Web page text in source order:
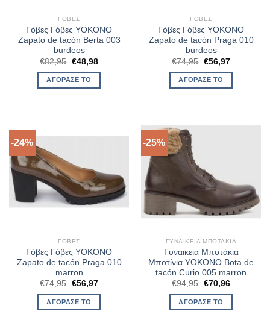
ΓΌΒΕΣ
Γόβες Γόβες YOKONO
Zapato de tacón Berta 003
burdeos
€82,95 Original
price
was:
€82,95.
€48,98Η
ΑΓΌΡΑΣΈ ΤΟ
ΓΌΒΕΣ
Γόβες Γόβες YOKONO
Zapato de tacón Praga 010
burdeos
€74,95 Original
price
was:
€74,95.
€56,97Η
ΑΓΌΡΑΣΈ ΤΟ
-24%
ΓΌΒΕΣ
Γόβες Γόβες YOKONO
Zapato de tacón Praga 010
marron
€74,95 Original
was:
€74,95.
€56,97Η
ΑΓΌΡΑΣΈ ΤΟ
-25%
ΓΥΝΑΙΚΕΊΑ ΜΠΟΤΆΚΙΑ
Γυναικεία Μποτάκια
Μποτίνια YOKONO Bota de
tacón Curio 005 marron
€94,95 Original
was:
€94,95.
€70,96Η
ΑΓΌΡΑΣΈ ΤΟ